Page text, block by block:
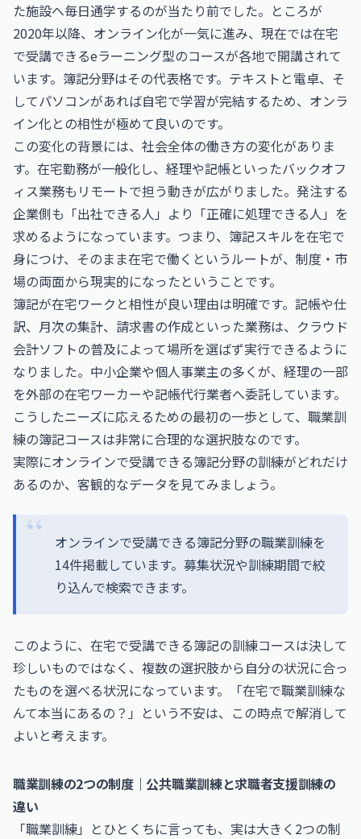
た施設へ毎日通学するのが当たり前でした。ところが
2020年以降、オンライン化が一気に進み、現在では在宅
で受講できるeラーニング型のコースが各地で開講されて
います。簿記分野はその代表格です。テキストと電卓、そ
してパソコンがあれば自宅で学習が完結するため、オンラ
イン化との相性が極めて良いのです。
この変化の背景には、社会全体の働き方の変化がありま
す。在宅勤務が一般化し、経理や記帳といったバックオフ
ィス業務もリモートで担う動きが広がりました。発注する
企業側も「出社できる人」より「正確に処理できる人」を
求めるようになっています。つまり、簿記スキルを在宅で
身につけ、そのまま在宅で働くというルートが、制度・市
場の両面から現実的になったということです。
簿記が在宅ワークと相性が良い理由は明確です。記帳や仕
訳、月次の集計、請求書の作成といった業務は、クラウド
会計ソフトの普及によって場所を選ばず実行できるように
なりました。中小企業や個人事業主の多くが、経理の一部
を外部の在宅ワーカーや記帳代行業者へ委託しています。
こうしたニーズに応えるための最初の一歩として、職業訓
練の簿記コースは非常に合理的な選択肢なのです。
実際にオンラインで受講できる簿記分野の訓練がどれだけ
あるのか、客観的なデータを見てみましょう。
オンラインで受講できる簿記分野の職業訓練を
14件掲載しています。募集状況や訓練期間で絞
り込んで検索できます。
このように、在宅で受講できる簿記の訓練コースは決して
珍しいものではなく、複数の選択肢から自分の状況に合っ
たものを選べる状況になっています。「在宅で職業訓練な
んて本当にあるの？」という不安は、この時点で解消して
よいと考えます。
職業訓練の2つの制度｜公共職業訓練と求職者支援訓練の
違い
「職業訓練」とひとくちに言っても、実は大きく2つの制